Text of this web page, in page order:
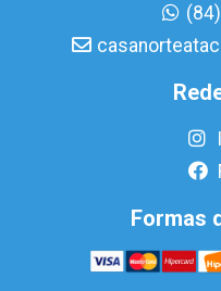
Formas